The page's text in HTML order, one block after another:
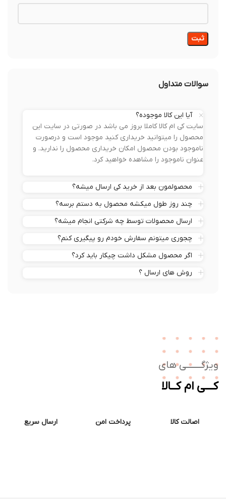
سوالات متداول
آیا این کالا موجوده؟
سایت کی ام کالا کاملا بروز می باشد در صورتی در سایت این
محصول را میتوانید خریداری کنید موجود است و درصورت
ناموجود بودن محصول امکان خریداری محصول را ندارید. و
عنوان ناموجود را مشاهده خواهید کرد.
محصولمون بعد از خرید کی ارسال میشه؟
چند روز طول میکشه محصول به دستم برسه؟
ارسال محصولات توسط چه شرکتی انجام میشه؟
چجوری میتونم سفارش خودم رو پیگیری کنم؟
اگر محصول مشکل داشت چیکار باید کرد؟
روش های ارسال ؟
های
ام کــالا
اصالت کالا پرداخت امن ارسال سریع